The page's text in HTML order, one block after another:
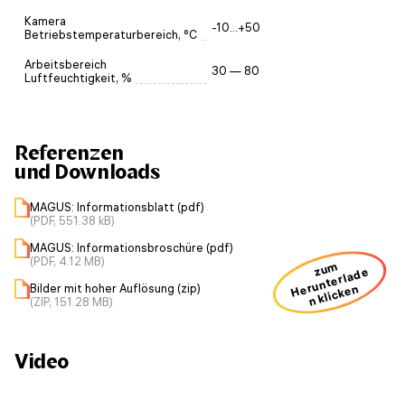
Kamera
Betriebstemperaturbereich, °C
-10...+50
Arbeitsbereich
Luftfeuchtigkeit, %
30 — 80
Referenzen
und Downloads
MAGUS: Informationsblatt (pdf)
(PDF, 551.38 kB)
MAGUS: Informationsbroschüre (pdf)
(PDF, 4.12 MB)
Bilder mit hoher Auflösung (zip)
(ZIP, 151.28 MB)
zum
H
er
u
nt
erl
a
d
e
n kli
ck
e
n
Video